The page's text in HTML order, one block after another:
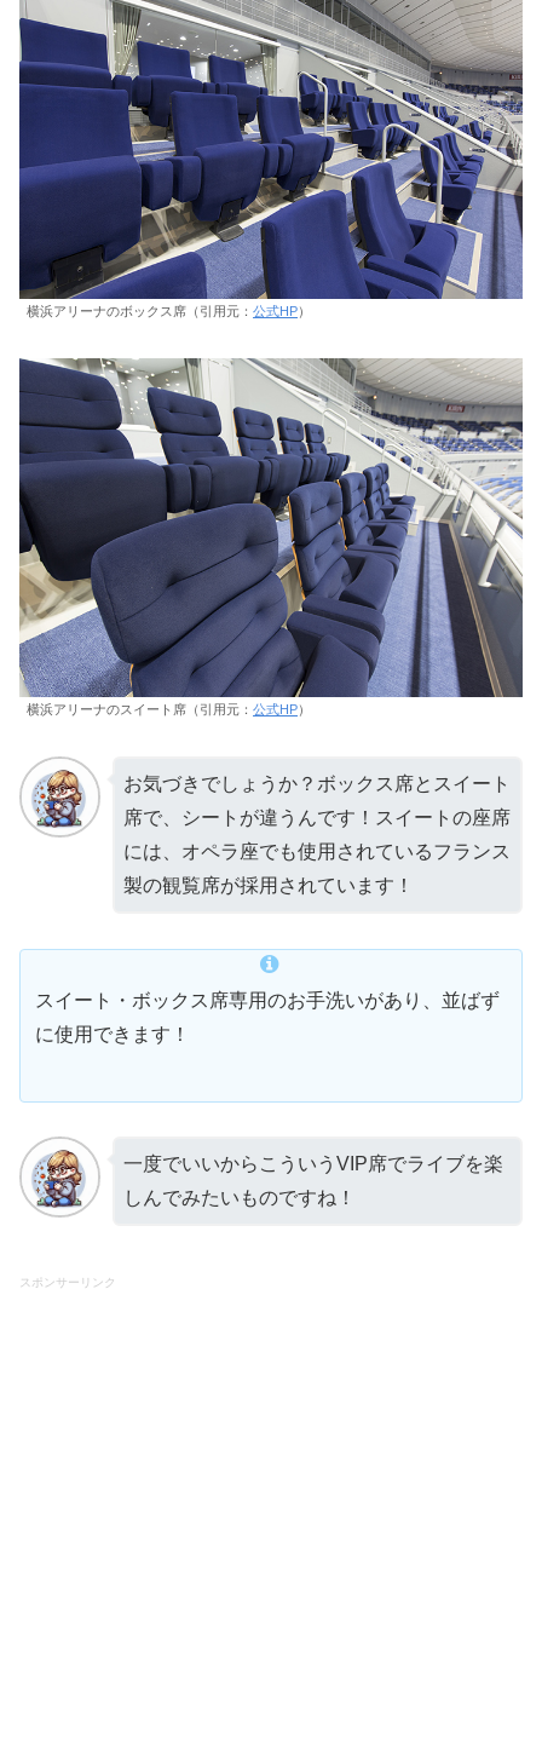
横浜アリーナのボックス席（引用元： 公式HP）
横浜アリーナのスイート席（引用元： 公式HP）
お気づきでしょうか？ボックス席とスイート
席で、シートが違うんです！スイートの座席
には、オペラ座でも使用されているフランス
製の観覧席が採用されています！
スイート・ボックス席専用のお手洗いがあり、並ばず
に使用できます！
一度でいいからこういうVIP席でライブを楽
しんでみたいものですね！
スポンサーリンク